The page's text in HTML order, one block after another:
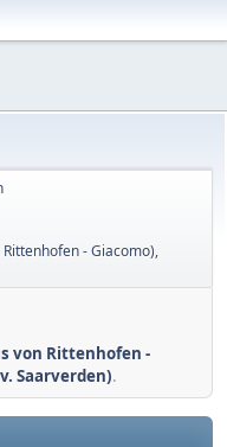
- Giacomo),
von Rittenhofen -
Saarverden).